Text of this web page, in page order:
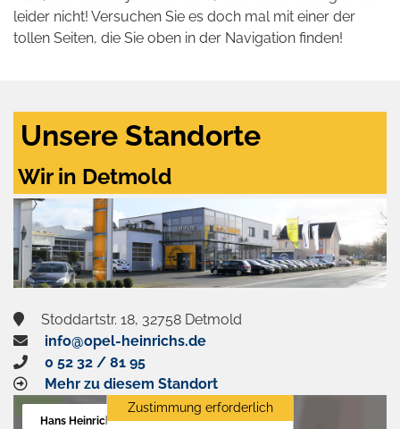
leider nicht! Versuchen Sie es doch mal mit einer der
tollen Seiten, die Sie oben in der Navigation finden!
Unsere Standorte
Wir in Detmold
Stoddartstr. 18, 32758 Detmold
info@opel-heinrichs.de
0 52 32 / 81 95
Mehr zu diesem Standort
Hans Heinrichs GmbH
Zustimmung erforderlich